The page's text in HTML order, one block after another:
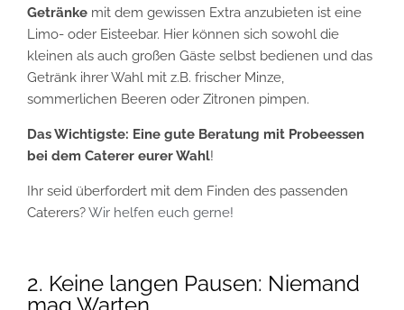
Getränke mit dem gewissen Extra anzubieten ist eine
Limo- oder Eisteebar. Hier können sich sowohl die
kleinen als auch großen Gäste selbst bedienen und das
Getränk ihrer Wahl mit z.B. frischer Minze,
sommerlichen Beeren oder Zitronen pimpen.
Das Wichtigste: Eine gute Beratung mit Probeessen
bei dem Caterer eurer Wahl!
Ihr seid überfordert mit dem Finden des passenden
Caterers?Wir helfen euch gerne!
2. Keine langen Pausen: Niemand